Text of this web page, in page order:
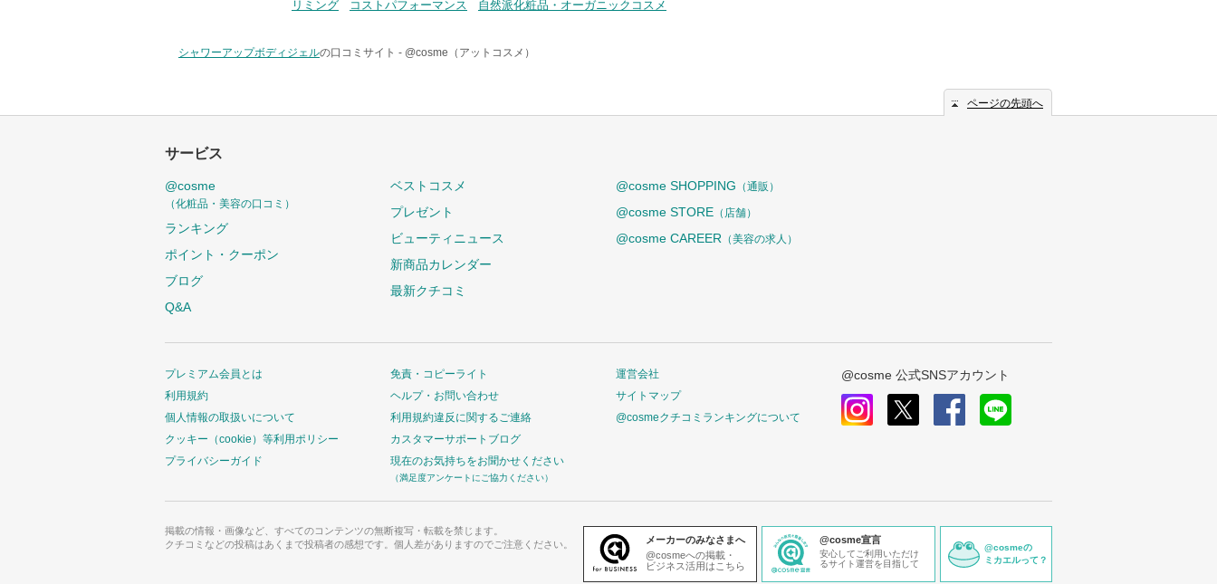
リミング
コストパフォーマンス 自然派化粧品・オーガニックコスメ
シャワーアップボディジェルの口コミサイト - @cosme（アットコスメ）
ページの先頭へ
サービス
@cosme
（化粧品・美容の口コミ）
ランキング
ポイント・クーポン
ブログ
Q&A
ベストコスメ
プレゼント
ビューティニュース
新商品カレンダー
最新クチコミ
@cosme SHOPPING （通販）
@cosme STORE （店舗）
@cosme CAREER （美容の求人）
プレミアム会員とは
利用規約
個人情報の取扱いについて
クッキー（cookie）等利用ポリシー
プライバシーガイド
免責・コピーライト
ヘルプ・お問い合わせ
利用規約違反に関するご連絡
カスタマーサポートブログ
現在のお気持ちをお聞かせください
（満足度アンケートにご協力ください）
運営会社
サイトマップ
@cosmeクチコミランキングについて
@cosme 公式SNSアカウント
掲載の情報・画像など、すべてのコンテンツの無断複写・転載を禁じます。
クチコミなどの投稿はあくまで投稿者の感想です。個人差がありますのでご注意ください。
メーカーのみなさまへ
@cosmeへの掲載・
ビジネス活用はこちら
@cosme宣言
安心してご利用いただけ
るサイト運営を目指して
@cosmeの
ミカエルって？